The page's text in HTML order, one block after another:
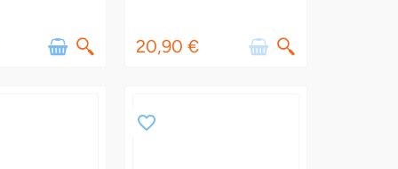
20,90 €
favorite_border